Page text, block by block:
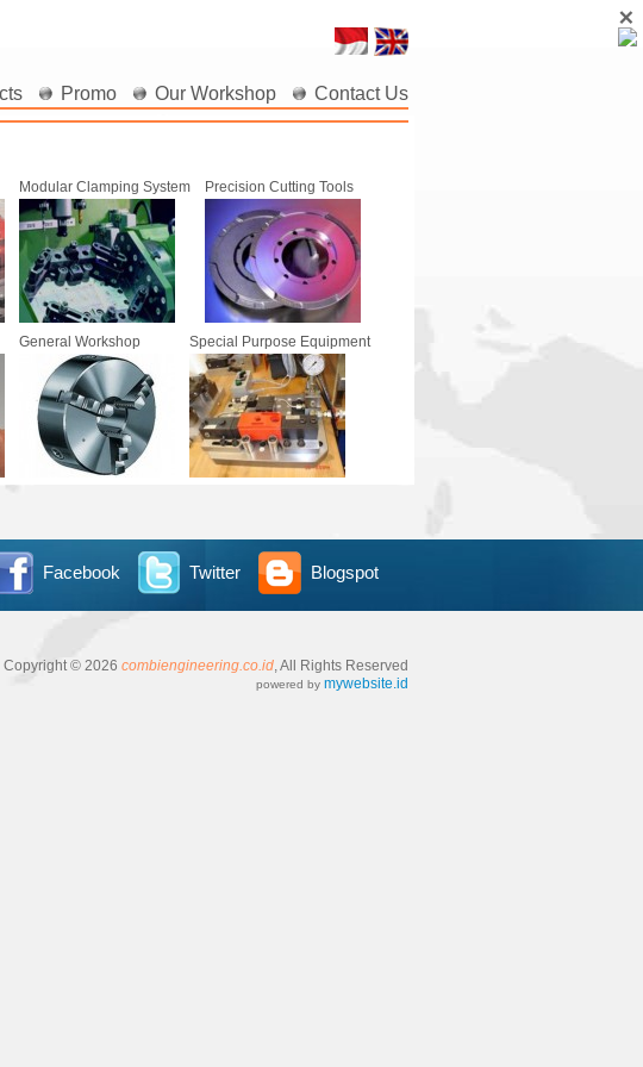
Promo Our Workshop Contact Us
Modular Clamping System Precision Cutting Tools
General Workshop Special Purpose Equipment
Facebook Twitter Blogspot
Copyright © 2026 combiengineering.co.id, All Rights Reserved
powered by mywebsite.id